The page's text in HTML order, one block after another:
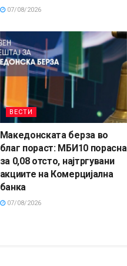
07/08/2026
ВЕСТИ
Македонската берза во
благ пораст: МБИ10 порасна
за 0,08 отсто, најтргувани
акциите на Комерцијална
банка
07/08/2026